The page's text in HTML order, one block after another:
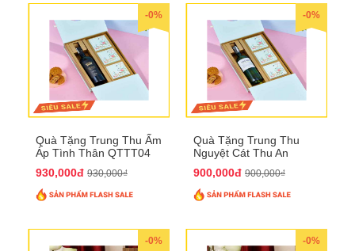
-0%
Quà Tặng Trung Thu Ấm
Áp Tình Thân QTTT04
930,000đ 930,000₫
-0%
Quà Tặng Trung Thu
Nguyệt Cát Thu An
900,000đ 900,000₫
-0% -0%